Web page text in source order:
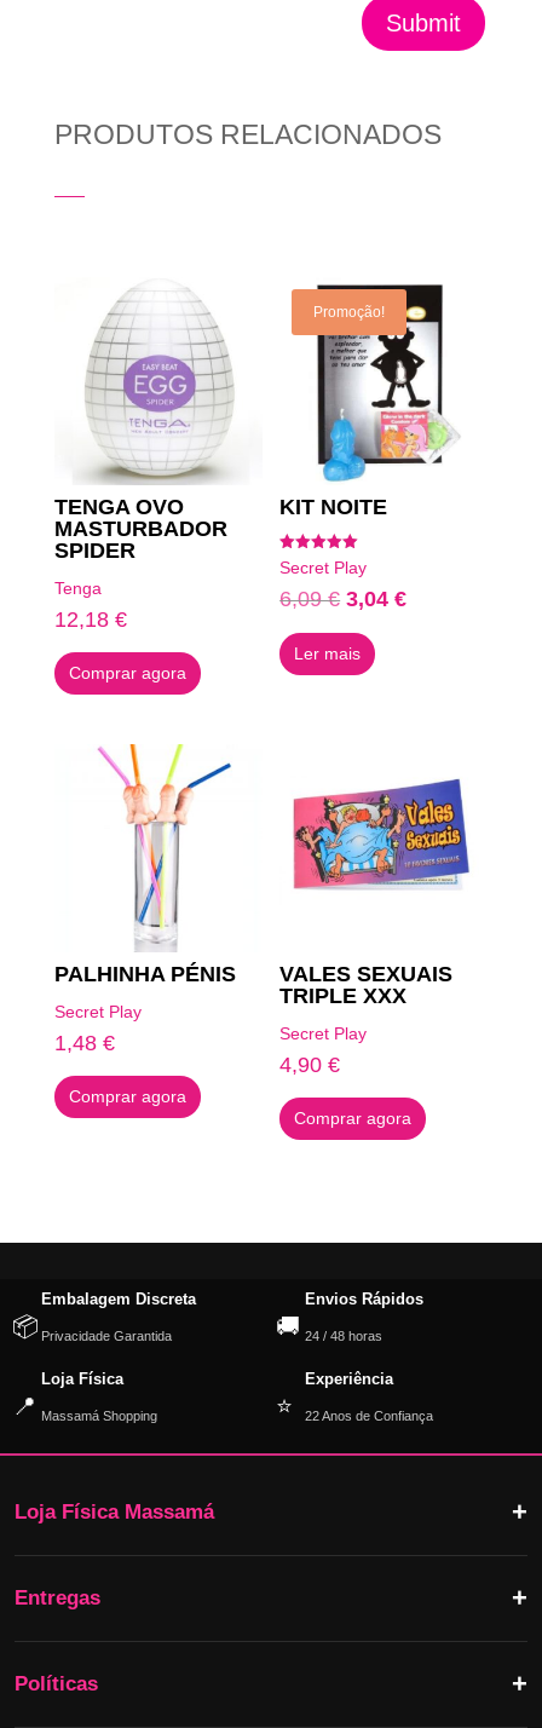
Submit
PRODUTOS RELACIONADOS
TENGA OVO
MASTURBADOR
SPIDER
Tenga
12,18 €
Comprar agora
Promoção!
KIT NOITE
Avaliação
5.00
de 5
Secret Play
6,09€ O
preço
original
3,04€O
Ler mais
PALHINHA PÉNIS
Secret Play
1,48 €
Comprar agora
VALES SEXUAIS
TRIPLE XXX
Secret Play
4,90€
Comprar agora
📦
Embalagem Discreta
Privacidade Garantida 🚚
Envios Rápidos
24 / 48 horas
📍
Loja Física
Massamá Shopping ⭐
Experiência
22 Anos de Confiança
Loja Física Massamá
Entregas
Políticas